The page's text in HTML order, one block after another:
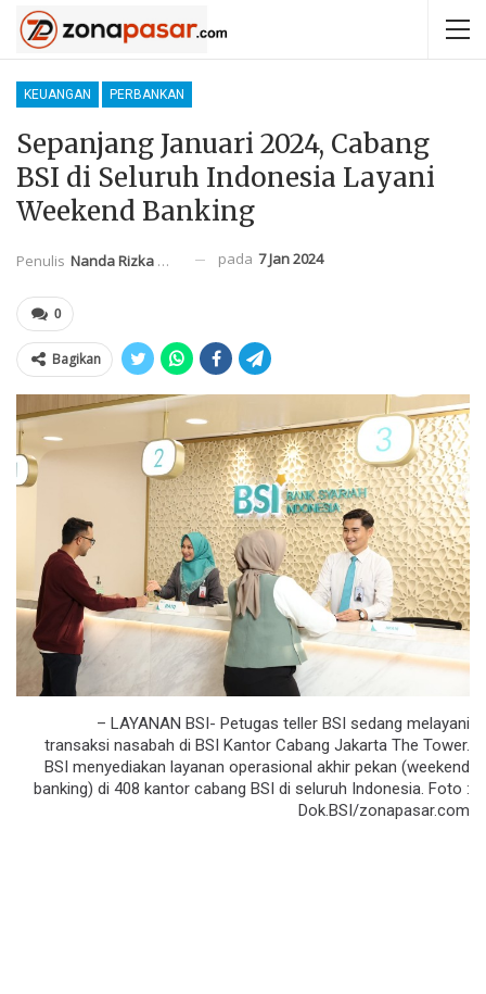
KEUANGAN PERBANKAN
Sepanjang Januari 2024, Cabang
BSI di Seluruh Indonesia Layani
Weekend Banking
Penulis Nanda Rizka Mahendra pada 7 Jan 2024
0
Bagikan
– LAYANAN BSI- Petugas teller BSI sedang melayani
transaksi nasabah di BSI Kantor Cabang Jakarta The Tower.
BSI menyediakan layanan operasional akhir pekan (weekend
banking) di 408 kantor cabang BSI di seluruh Indonesia. Foto :
Dok.BSI/zonapasar.com